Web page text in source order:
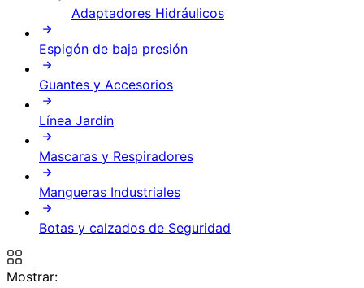
Adaptadores Hidráulicos
Espigón de baja presión
Guantes y Accesorios
Línea Jardín
Mascaras y Respiradores
Mangueras Industriales
Botas y calzados de Seguridad
Mostrar: